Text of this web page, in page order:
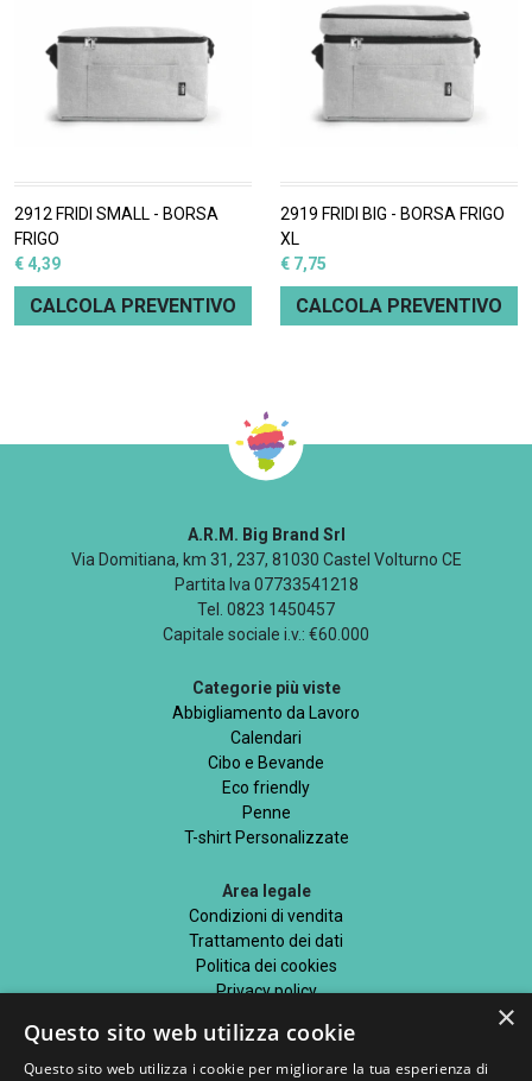
2912 FRIDI SMALL - BORSA
FRIGO
€ 4,39
CALCOLA PREVENTIVO
2919 FRIDI BIG - BORSA FRIGO
XL
€ 7,75
CALCOLA PREVENTIVO
A.R.M. Big Brand Srl
Via Domitiana, km 31, 237, 81030 Castel Volturno CE
Partita Iva 07733541218
Tel. 0823 1450457
Capitale sociale i.v.: €60.000
Categorie più viste
Abbigliamento da Lavoro
Calendari
Cibo e Bevande
Eco friendly
Penne
T-shirt Personalizzate
Area legale
Condizioni di vendita
Trattamento dei dati
Politica dei cookies
Privacy policy
Informazioni generali
×
Questo sito web utilizza cookie
Questo sito web utilizza i cookie per migliorare la tua esperienza di